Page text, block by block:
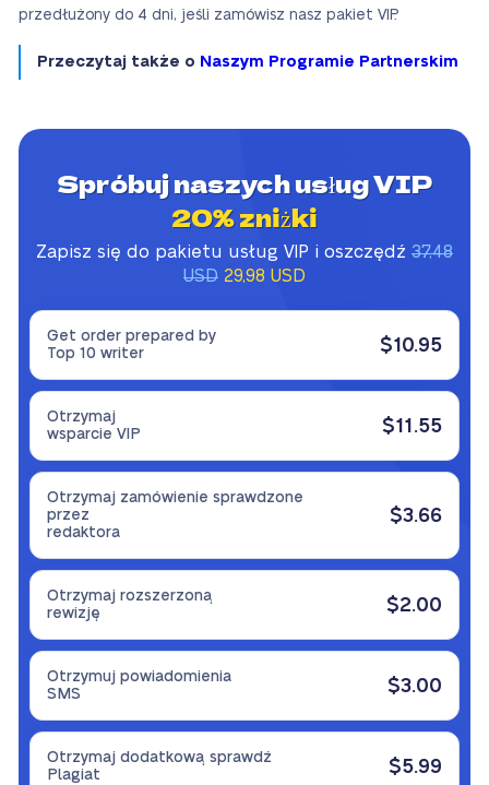
przedłużony do 4 dni, jeśli zamówisz nasz pakiet VIP.
Przeczytaj także o Naszym Programie Partnerskim
Spróbuj naszych usług VIP
20% zniżki
Zapisz się do pakietu usług VIP i oszczędź 37,48
USD 29,98 USD
Get order prepared by
Top 10 writer
$10.95
Otrzymaj
wsparcie VIP
$11.55
Otrzymaj zamówienie sprawdzone
przez
redaktora
$3.66
Otrzymaj rozszerzoną
rewizję
$2.00
Otrzymuj powiadomienia
SMS
$3.00
Otrzymaj dodatkową sprawdź
Plagiat
$5.99